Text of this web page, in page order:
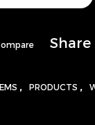
Share
PRODUCTS